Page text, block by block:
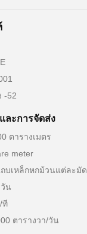
-52
ละการจัดส่ง
ตารางเมตร
meter
บเหล็กหกม้วนแต่ละมัด
น
ที
ตารางวา/วัน